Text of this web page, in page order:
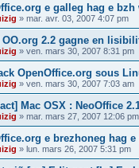
e galleg hag e
» mar. avr. 03, 2007 4:07 pm
OO.org 2.2 gagne en
» ven. mars 30, 2007 8:31 pm
OpenOffice.org sous
» ven. mars 30, 2007 7:03 am
Mac OSX : NeoOffice
» mar. mars 27, 2007 12:06 pm
e brezhoneg hag e
» lun. mars 26, 2007 5:31 pm